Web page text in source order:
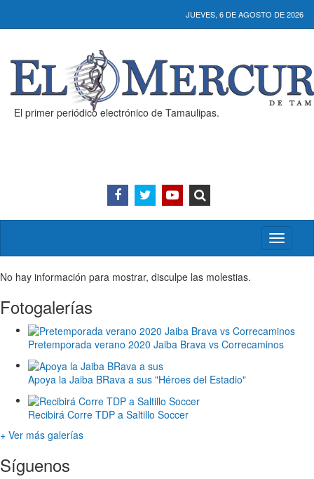
JUEVES, 6 DE AGOSTO DE 2026
El primer periódico electrónico de Tamaulipas.
Activar/
menú
No hay información para mostrar, disculpe las molestias.
Fotogalerías
Pretemporada verano 2020 Jaiba Brava vs Correcaminos
Apoya la Jaiba BRava a sus "Héroes del Estadio"
Recibirá Corre TDP a Saltillo Soccer
+ Ver más galerías
Síguenos